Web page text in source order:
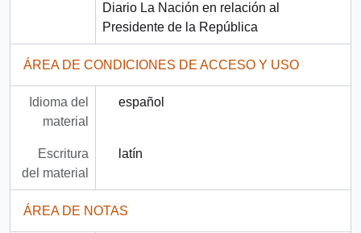
Diario La Nación en relación al
Presidente de la República
ÁREA DE CONDICIONES DE ACCESO Y USO
Idioma del
material
español
Escritura
del material
latín
ÁREA DE NOTAS